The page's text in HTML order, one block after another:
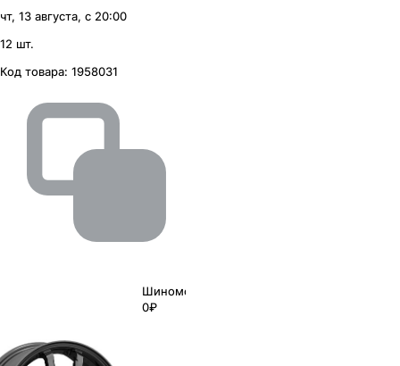
чт, 13 августа, с 20:00
12 шт.
Код товара: 1958031
Шиномонтаж
0₽